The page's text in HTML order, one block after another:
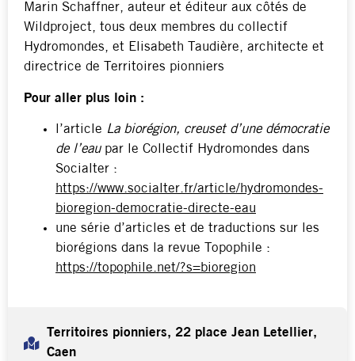
Marin Schaffner, auteur et éditeur aux côtés de
Wildproject, tous deux membres du collectif
Hydromondes, et Elisabeth Taudière, architecte et
directrice de Territoires pionniers
Pour aller plus loin :
l’article La biorégion, creuset d’une démocratie
de l’eau par le Collectif Hydromondes dans
Socialter :
https://www.socialter.fr/article/hydromondes-
bioregion-democratie-directe-eau
une série d’articles et de traductions sur les
biorégions dans la revue Topophile :
https://topophile.net/?s=bioregion
Territoires pionniers, 22 place Jean Letellier,
Caen